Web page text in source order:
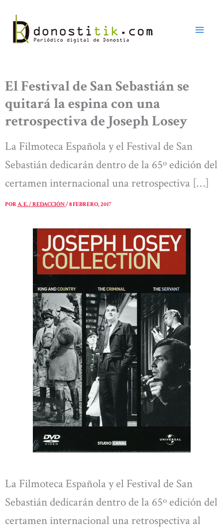
contenido
El Festival de San Sebastián se
quitará la espina con una
retrospectiva de Joseph Losey
La Filmoteca Española y el Festival de San
Sebastián dedicarán dentro de la 65º edición del
certamen internacional una retrospectiva […]
PORA. E. / REDACCIÓN/8 FEBRERO, 2017
La Filmoteca Española y el Festival de San
Sebastián dedicarán dentro de la 65º edición del
certamen internacional una retrospectiva al